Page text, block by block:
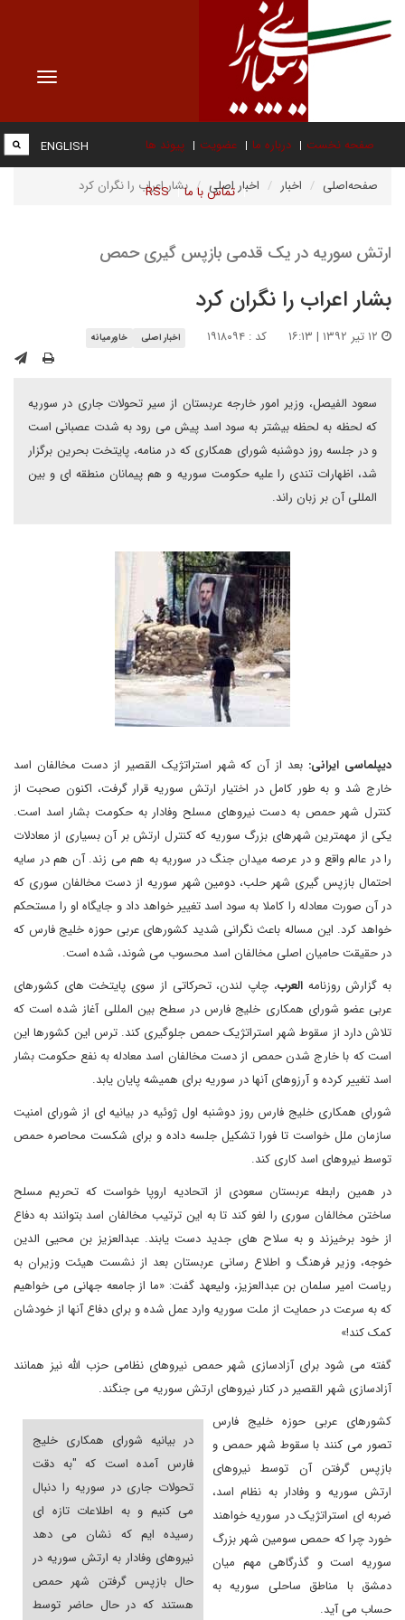
Toggle
صفحه نخست درباره ما عضویت پیوند ها
تماس با ما RSS
ENGLISH
صفحه‌اصلی اخبار اخبار اصلی بشار اعراب را نگران کرد
ارتش سوریه در یک قدمی بازپس گیری حمص
بشار اعراب را نگران کرد
کد : ۱۹۱۸۰۹۴ اخبار اصلی خاورمیانه
سعود الفیصل، وزیر امور خارجه عربستان از سیر تحولات جاری در سوریه
که لحظه به لحظه بیشتر به سود اسد پیش می رود به شدت عصبانی است
و در جلسه روز دوشنبه شورای همکاری که در منامه، پایتخت بحرین برگزار
شد، اظهارات تندی را علیه حکومت سوریه و هم پیمانان منطقه ای و بین
المللی آن بر زبان راند.
دیپلماسی ایرانی: بعد از آن که شهر استراتژیک القصیر از دست مخالفان اسد
خارج شد و به طور کامل در اختیار ارتش سوریه قرار گرفت، اکنون صحبت از
کنترل شهر حمص به دست نیروهای مسلح وفادار به حکومت بشار اسد است.
یکی از مهمترین شهرهای بزرگ سوریه که کنترل ارتش بر آن بسیاری از معادلات
را در عالم واقع و در عرصه میدان جنگ در سوریه به هم می زند. آن هم در سایه
احتمال بازپس گیری شهر حلب، دومین شهر سوریه از دست مخالفان سوری که
در آن صورت معادله را کاملا به سود اسد تغییر خواهد داد و جایگاه او را مستحکم
خواهد کرد. این مساله باعث نگرانی شدید کشورهای عربی حوزه خلیج فارس که
در حقیقت حامیان اصلی مخالفان اسد محسوب می شوند، شده است.
به گزارش روزنامهالعرب، چاپ لندن، تحرکاتی از سوی پایتخت های کشورهای
عربی عضو شورای همکاری خلیج فارس در سطح بین المللی آغاز شده است که
تلاش دارد از سقوط شهر استراتژیک حمص جلوگیری کند. ترس این کشورها این
است که با خارج شدن حمص از دست مخالفان اسد معادله به نفع حکومت بشار
اسد تغییر کرده و آرزوهای آنها در سوریه برای همیشه پایان یابد.
شورای همکاری خلیج فارس روز دوشنبه اول ژوئیه در بیانیه ای از شورای امنیت
سازمان ملل خواست تا فورا تشکیل جلسه داده و برای شکست محاصره حمص
توسط نیروهای اسد کاری کند.
در همین رابطه عربستان سعودی از اتحادیه اروپا خواست که تحریم مسلح
ساختن مخالفان سوری را لغو کند تا به این ترتیب مخالفان اسد بتوانند به دفاع
از خود برخیزند و به سلاح های جدید دست یابند. عبدالعزیز بن محیی الدین
خوجه، وزیر فرهنگ و اطلاع رسانی عربستان بعد از نشست هیئت وزیران به
ریاست امیر سلمان بن عبدالعزیز، ولیعهد گفت: «ما از جامعه جهانی می خواهیم
که به سرعت در حمایت از ملت سوریه وارد عمل شده و برای دفاع آنها از خودشان
کمک کند!»
گفته می شود برای آزادسازی شهر حمص نیروهای نظامی حزب الله نیز همانند
آزادسازی شهر القصیر در کنار نیروهای ارتش سوریه می جنگند.
در بیانیه شورای همکاری خلیج
فارس آمده است که "به دقت
تحولات جاری در سوریه را دنبال
می کنیم و به اطلاعات تازه ای
رسیده ایم که نشان می دهد
نیروهای وفادار به ارتش سوریه در
حال بازپس گرفتن شهر حمص
هستند که در حال حاضر توسط
کشورهای عربی حوزه خلیج فارس
تصور می کنند با سقوط شهر حمص و
بازپس گرفتن آن توسط نیروهای
ارتش سوریه و وفادار به نظام اسد،
ضربه ای استراتژیک در سوریه خواهند
خورد چرا که حمص سومین شهر بزرگ
سوریه است و گذرگاهی مهم میان
دمشق با مناطق ساحلی سوریه به
حساب می آید.